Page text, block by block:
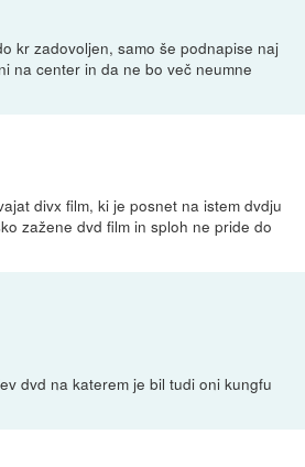
kr zadovoljen, samo še podnapise naj
na center in da ne bo več neumne
divx film, ki je posnet na istem dvdju
zažene dvd film in sploh ne pride do
dvd na katerem je bil tudi oni kungfu